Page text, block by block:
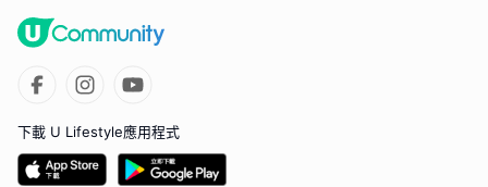
下載 U Lifestyle應用程式